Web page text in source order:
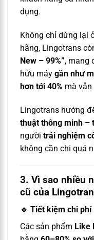
dụng.
Không chỉ dừng lại
hãng, Lingotrans
New – 99%”, mang
hữu máy gần như
hơn tới 40% mà
Lingotrans hướng
thuật thông minh –
người trải nghiệm
không cần chi quá
3. Vì sao nhiều
cũ của
🔹 Tiết kiệm chi phí
Các sản phẩm Like